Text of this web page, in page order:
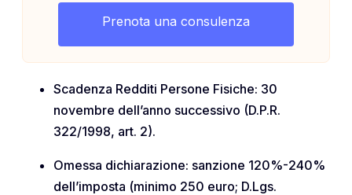
Prenota una consulenza
Scadenza Redditi Persone Fisiche: 30
novembre dell’anno successivo (D.P.R.
322/1998, art. 2).
Omessa dichiarazione: sanzione 120%-240%
dell’imposta (minimo 250 euro; D.Lgs.